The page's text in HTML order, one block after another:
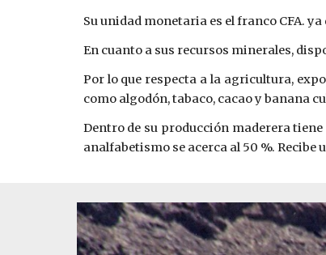
Su unidad monetaria es el franco CFA.
En cuanto a sus recursos minerales,
Por lo que respecta a la agricultura,
como algodón, tabaco, cacao y banana
Dentro de su producción maderera tiene
analfabetismo se acerca al 50 %.